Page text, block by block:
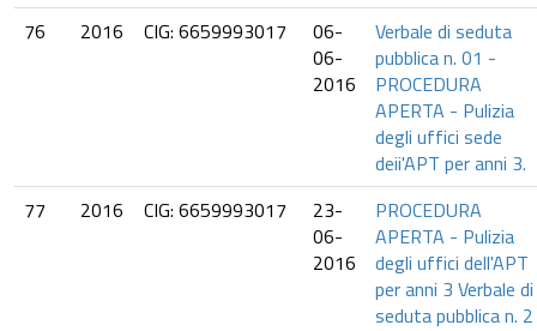
76
2016 CIG: 6659993017
06-
06-
2016
Verbale di seduta
pubblica n. 01 -
PROCEDURA
APERTA - Pulizia
degli uffici sede
deii'APT per anni 3.
77
2016 CIG: 6659993017
23-
06-
2016
PROCEDURA
APERTA - Pulizia
degli uffici dell'APT
per anni 3 Verbale di
seduta pubblica n. 2